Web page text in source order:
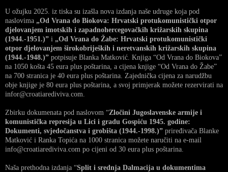
U ožujku 2025. iz tiska su izašla nova izdanja naše udruge koja pod
naslovima „Od Vrana do Biokova: Hrvatski protukomunistički otpor
djelovanjem imotskih i zapadnohercegovačkih križarskih skupina
(1944.-1951.)” i „Od Vrana do Žabe: Hrvatski protukomunistički
otpor djelovanjem širokobrijeških i neretvanskih križarskih skupina
(1944.-1948.)” potpisuje Blanka Matković. Knjiga “Od Vrana do Biokova”
na 1050 košta 45 eura plus poštarina, a cijena knjige “Od Vrana do Žabe”
na 700 stranica je 40 eura plus poštarina. Zajednička cijena za narudžbu
obje knjige je 80 eura plus poštarina, a svoj primjerak možete rezervirati na
infor@croatiarediviva.com.
Zbirku dokumenata pod naslovom “Zločini Jugoslavenske armije i
komunistička represija u Lici i gradu Gospiću 1945. godine:
Dokumenti, svjedočanstva i grobišta (1944.-1998.)” priređivača Blanke
Matković i Ranka Topića na 1000 stranica možete naručiti na e-mail
info@croatiarediviva.com po cijeni od 30 eura plus poštarina.
Naša prethodna izdanja “Split i srednja Dalmacija u dokumentima